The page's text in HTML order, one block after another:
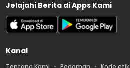
Jelajahi Berita di Apps Kami
Kanal